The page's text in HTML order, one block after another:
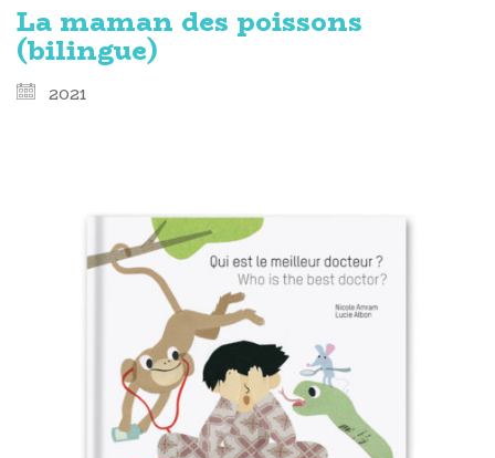
La maman des poissons
(bilingue)
2021